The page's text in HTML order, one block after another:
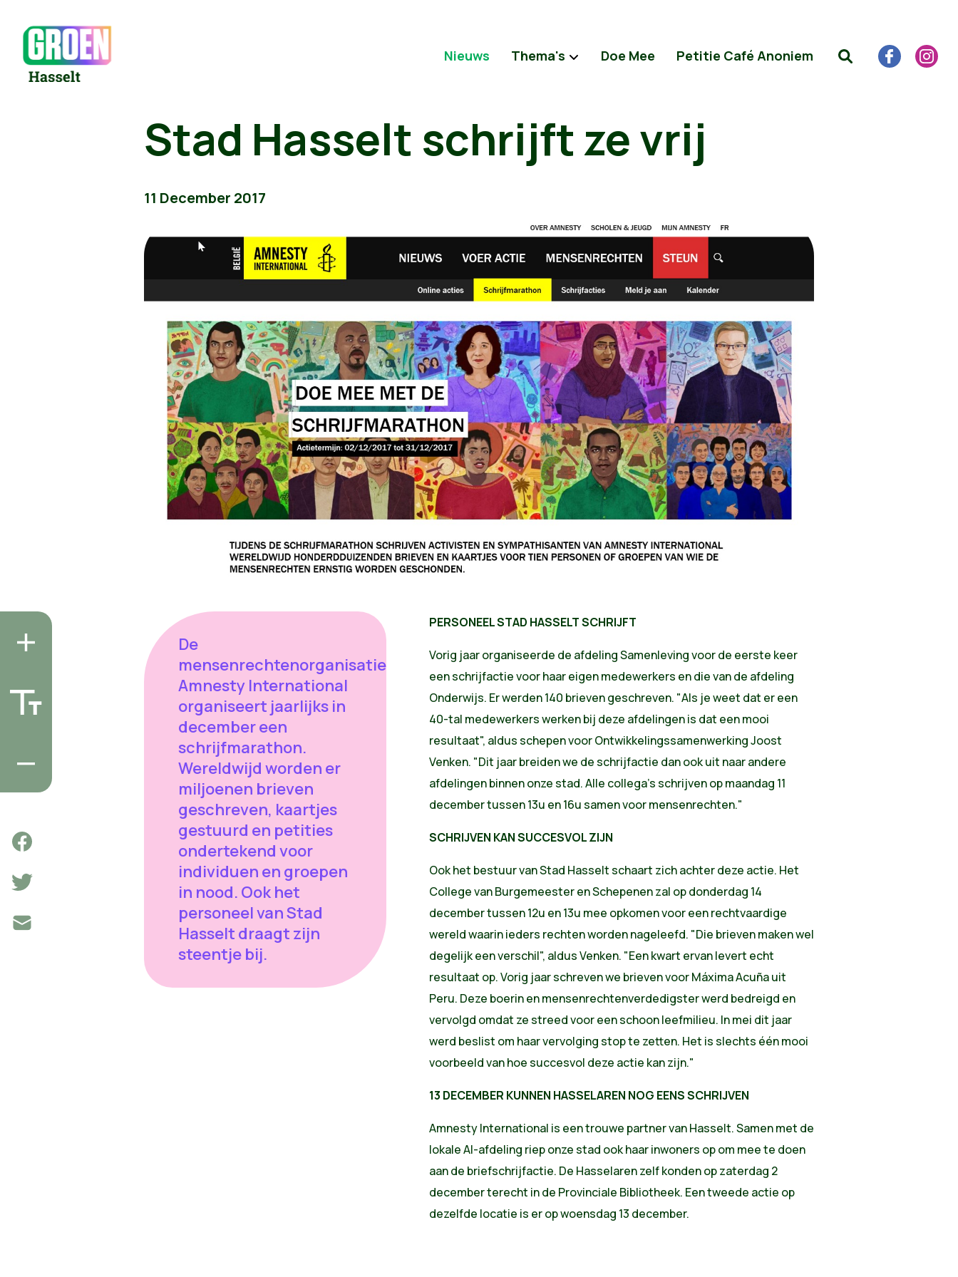
Nieuws Thema's Doe Mee Petitie Café Anoniem
Stad Hasselt schrijft ze vrij
11 December 2017
De
mensenrechtenorganisatie
Amnesty International
organiseert jaarlijks in
december een
schrijfmarathon.
Wereldwijd worden er
miljoenen brieven
geschreven, kaartjes
gestuurd en petities
ondertekend voor
individuen en groepen
in nood. Ook het
personeel van Stad
Hasselt draagt zijn
steentje bij.
PERSONEEL STAD HASSELT SCHRIJFT
Vorig jaar organiseerde de afdeling Samenleving voor de eerste keer
een schrijfactie voor haar eigen medewerkers en die van de afdeling
Onderwijs. Er werden 140 brieven geschreven. "Als je weet dat er een
40-tal medewerkers werken bij deze afdelingen is dat een mooi
resultaat", aldus schepen voor Ontwikkelingssamenwerking Joost
Venken. "Dit jaar breiden we de schrijfactie dan ook uit naar andere
afdelingen binnen onze stad. Alle collega's schrijven op maandag 11
december tussen 13u en 16u samen voor mensenrechten."
SCHRIJVEN KAN SUCCESVOL ZIJN
Ook het bestuur van Stad Hasselt schaart zich achter deze actie. Het
College van Burgemeester en Schepenen zal op donderdag 14
december tussen 12u en 13u mee opkomen voor een rechtvaardige
wereld waarin ieders rechten worden nageleefd. "Die brieven maken wel
degelijk een verschil", aldus Venken. "Een kwart ervan levert echt
resultaat op. Vorig jaar schreven we brieven voor Máxima Acuña uit
Peru. Deze boerin en mensenrechtenverdedigster werd bedreigd en
vervolgd omdat ze streed voor een schoon leefmilieu. In mei dit jaar
werd beslist om haar vervolging stop te zetten. Het is slechts één mooi
voorbeeld van hoe succesvol deze actie kan zijn."
13 DECEMBER KUNNEN HASSELAREN NOG EENS SCHRIJVEN
Amnesty International is een trouwe partner van Hasselt. Samen met de
lokale AI-afdeling riep onze stad ook haar inwoners op om mee te doen
aan de briefschrijfactie. De Hasselaren zelf konden op zaterdag 2
december terecht in de Provinciale Bibliotheek. Een tweede actie op
dezelfde locatie is er op woensdag 13 december.